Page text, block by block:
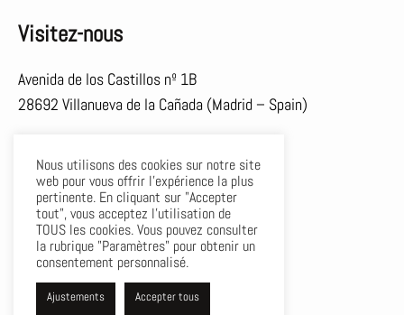
Visitez-nous
Avenida de los Castillos nº 1B
28692 Villanueva de la Cañada (Madrid – Spain)
Téléphone:+34 91 81 00 976
Email:info@beurrespa.es
Nous utilisons des cookies sur notre site
web pour vous offrir l'expérience la plus
pertinente. En cliquant sur "Accepter
tout", vous acceptez l'utilisation de
TOUS les cookies. Vous pouvez consulter
la rubrique "Paramètres" pour obtenir un
consentement personnalisé.
Ajustements Accepter tous